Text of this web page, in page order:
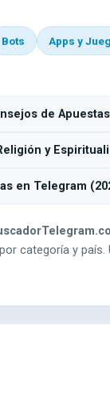
Bots Apps y
de
y
en Telegram
categoría y